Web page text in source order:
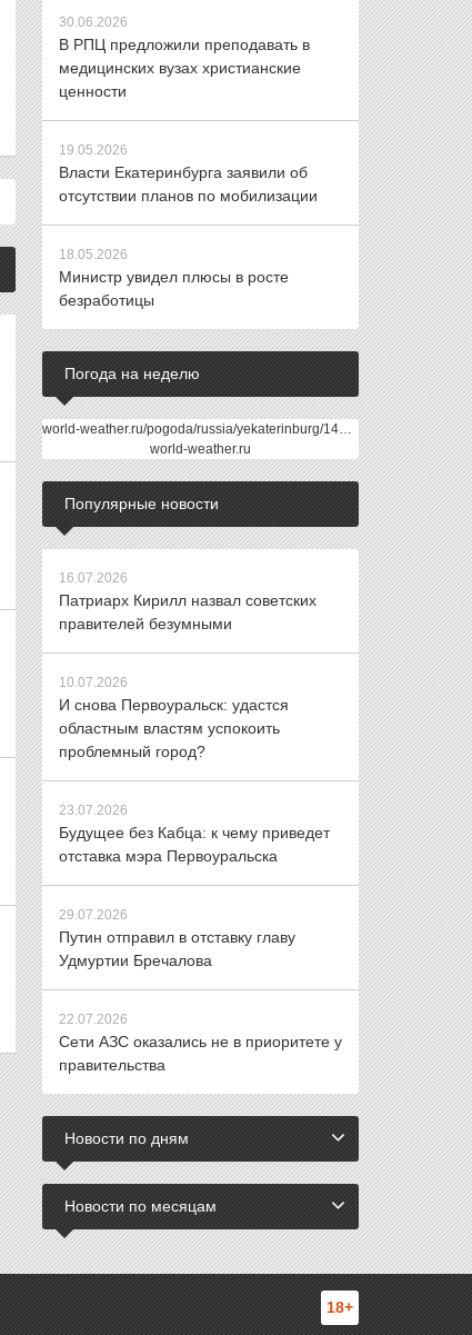
30.06.2026
В РПЦ предложили преподавать в
медицинских вузах христианские
ценности
19.05.2026
Власти Екатеринбурга заявили об
отсутствии планов по мобилизации
18.05.2026
Министр увидел плюсы в росте
безработицы
Погода на неделю
world-weather.ru/pogoda/russia/yekaterinburg/14days/
world-weather.ru
Популярные новости
16.07.2026
Патриарх Кирилл назвал советских
правителей безумными
10.07.2026
И снова Первоуральск: удастся
областным властям успокоить
проблемный город?
23.07.2026
Будущее без Кабца: к чему приведет
отставка мэра Первоуральска
29.07.2026
Путин отправил в отставку главу
Удмуртии Бречалова
22.07.2026
Сети АЗС оказались не в приоритете у
правительства
Новости по дням
Новости по месяцам
18+